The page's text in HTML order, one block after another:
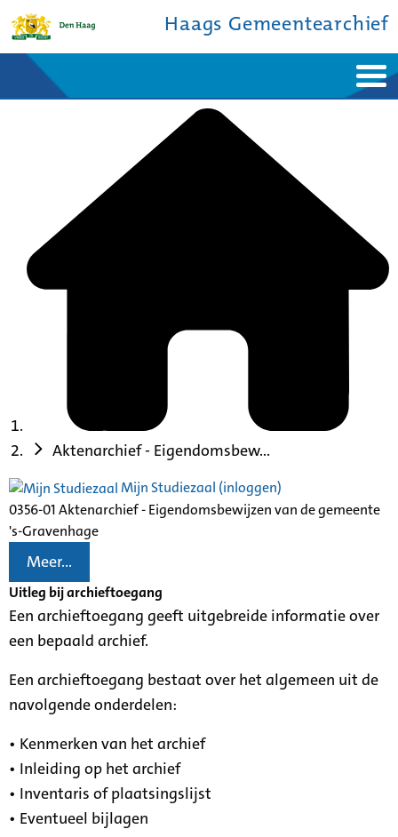
Haags Gemeentearchief
Bronnen en collecties
Aktenarchief - Eigendomsbew...
Mijn Studiezaal (inloggen)
0356-01 Aktenarchief - Eigendomsbewijzen van de gemeente
's-Gravenhage
Meer...
Uitleg bij archieftoegang
Een archieftoegang geeft uitgebreide informatie over
een bepaald archief.
Een archieftoegang bestaat over het algemeen uit de
navolgende onderdelen:
• Kenmerken van het archief
• Inleiding op het archief
• Inventaris of plaatsingslijst
• Eventueel bijlagen